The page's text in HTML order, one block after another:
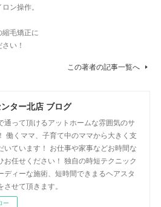
ン操作。
毛矯正に
い！
この著者の記事一覧へ
ター北店 ブログ
通って頂けるアットホームな雰囲気のサ
働くママ、子育て中のママから大きく支
いています！ お仕事や家事などお時間な
お任せください！ 独自の時短テクニック
ディーな施術、短時間できまるヘアスタ
させて頂きます。
ー